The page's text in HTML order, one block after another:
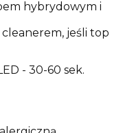
hybrydowym i
jeśli top
- 30-60 sek.